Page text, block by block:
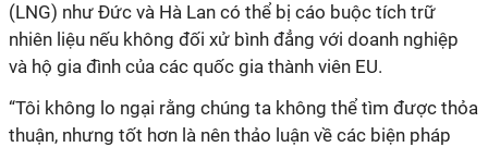
(LNG) như Đức và Hà Lan có thể bị cáo buộc tích trữ
nhiên liệu nếu không đối xử bình đẳng với doanh nghiệp
và hộ gia đình của các quốc gia thành viên EU.
“Tôi không lo ngại rằng chúng ta không thể tìm được thỏa
thuận, nhưng tốt hơn là nên thảo luận về các biện pháp